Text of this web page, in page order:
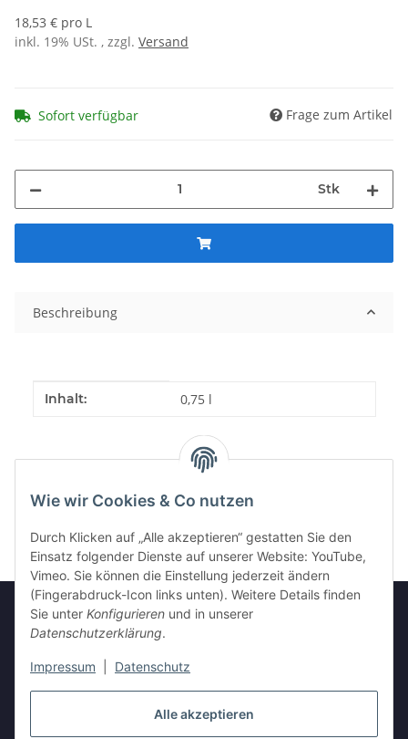
Alle akzeptieren
Wie wir Cookies & Co nutzen
Durch Klicken auf „Alle akzeptieren“ gestatten Sie den
Einsatz folgender Dienste auf unserer Website: YouTube,
Vimeo. Sie können die Einstellung jederzeit ändern
(Fingerabdruck-Icon links unten). Weitere Details finden
Sie unter Konfigurieren und in unserer
Datenschutzerklärung.
Impressum Datenschutz
18,53 € pro L
inkl. 19% USt. , zzgl. Versand
Sofort verfügbar Frage zum Artikel
Stk
Beschreibung
Produkteigenschaft
Wert
Inhalt: 0,75 l
Gesetzliche Informationen